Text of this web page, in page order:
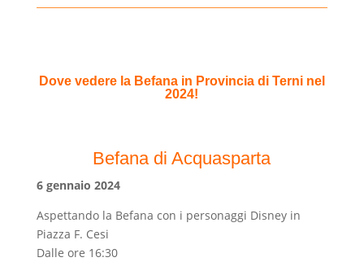
Dove vedere la Befana in Provincia di Terni nel
2024!
Befana di Acquasparta
6 gennaio 2024
Aspettando la Befana con i personaggi Disney in
Piazza F. Cesi
Dalle ore 16:30